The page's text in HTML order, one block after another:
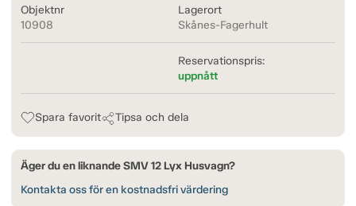
Objektnr
10908
Lagerort
Skånes-Fagerhult
Reservationspris:
uppnått
Spara favorit Tipsa och dela
Äger du en liknande SMV 12 Lyx Husvagn?
Kontakta oss för en kostnadsfri värdering